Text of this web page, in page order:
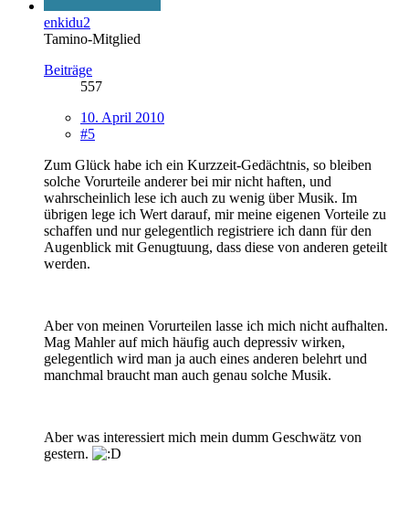
enkidu2
Tamino-Mitglied
Beiträge
557
10. April 2010
#5
Zum Glück habe ich ein Kurzzeit-Gedächtnis, so bleiben
solche Vorurteile anderer bei mir nicht haften, und
wahrscheinlich lese ich auch zu wenig über Musik. Im
übrigen lege ich Wert darauf, mir meine eigenen Vorteile zu
schaffen und nur gelegentlich registriere ich dann für den
Augenblick mit Genugtuung, dass diese von anderen geteilt
werden.
Aber von meinen Vorurteilen lasse ich mich nicht aufhalten.
Mag Mahler auf mich häufig auch depressiv wirken,
gelegentlich wird man ja auch eines anderen belehrt und
manchmal braucht man auch genau solche Musik.
Aber was interessiert mich mein dumm Geschwätz von
gestern.